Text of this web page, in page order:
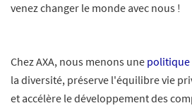
venez changer le monde avec nous !
Chez AXA, nous menons une politique
la diversité, préserve l'équilibre vie
et accélère le développement des